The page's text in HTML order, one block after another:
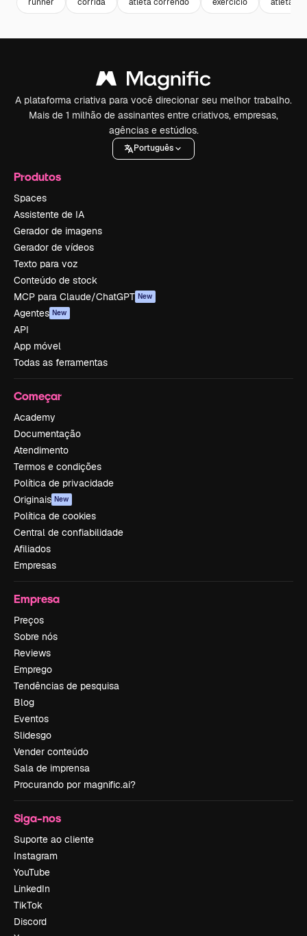
runner corrida atleta correndo exercicio atleta
A plataforma criativa para você direcionar seu melhor trabalho.
Mais de 1 milhão de assinantes entre criativos, empresas,
agências e estúdios.
Português
Produtos
Spaces
Assistente de IA
Gerador de imagens
Gerador de vídeos
Texto para voz
Conteúdo de stock
MCP para Claude/ChatGPT New
Agentes New
API
App móvel
Todas as ferramentas
Começar
Academy
Documentação
Atendimento
Termos e condições
Política de privacidade
Originais New
Política de cookies
Central de confiabilidade
Afiliados
Empresas
Empresa
Preços
Sobre nós
Reviews
Emprego
Tendências de pesquisa
Blog
Eventos
Slidesgo
Vender conteúdo
Sala de imprensa
Procurando por magnific.ai?
Siga-nos
Suporte ao cliente
Instagram
YouTube
LinkedIn
TikTok
Discord